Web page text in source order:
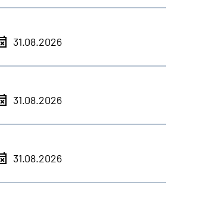
31.08.2026
31.08.2026
31.08.2026